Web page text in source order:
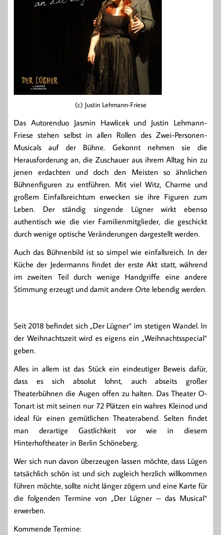
(c) Justin Lehmann-Friese
Das Autorenduo Jasmin Hawlicek und Justin Lehmann-
Friese stehen selbst in allen Rollen des Zwei-Personen-
Musicals auf der Bühne. Gekonnt nehmen sie die
Herausforderung an, die Zuschauer aus ihrem Alltag hin zu
jenen erdachten und doch den Meisten so ähnlichen
Bühnenfiguren zu entführen. Mit viel Witz, Charme und
großem Einfallsreichtum erwecken sie ihre Figuren zum
Leben. Der ständig singende Lügner wirkt ebenso
authentisch wie die vier Familienmitglieder, die geschickt
durch wenige optische Veränderungen dargestellt werden.
Auch das Bühnenbild ist so simpel wie einfallsreich. In der
Küche der Jedermanns findet der erste Akt statt, während
im zweiten Teil durch wenige Handgriffe eine andere
Stimmung erzeugt und damit andere Orte lebendig werden.
Seit 2018 befindet sich „Der Lügner“ im stetigen Wandel. In
der Weihnachtszeit wird es eigens ein „Weihnachtsspecial“
geben.
Alles in allem ist das Stück ein eindeutiger Beweis dafür,
dass es sich absolut lohnt, auch abseits großer
Theaterbühnen die Augen offen zu halten. Das Theater O-
Tonart ist mit seinen nur 72 Plätzen ein wahres Kleinod und
ideal für einen gemütlichen Theaterabend. Selten findet
man derartige Gastlichkeit vor wie in diesem
Hinterhoftheater in Berlin Schöneberg.
Wer sich nun davon überzeugen lassen möchte, dass Lügen
tatsächlich schön ist und sich zugleich herzlich willkommen
führen möchte, sollte nicht länger zögern und eine Karte für
die folgenden Termine von „Der Lügner – das Musical“
erwerben.
Kommende Termine: